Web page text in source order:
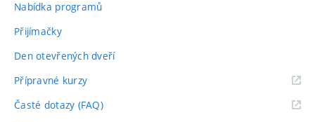
Nabídka programů
Přijímačky
Den otevřených dveří
Přípravné kurzy
Časté dotazy (FAQ)